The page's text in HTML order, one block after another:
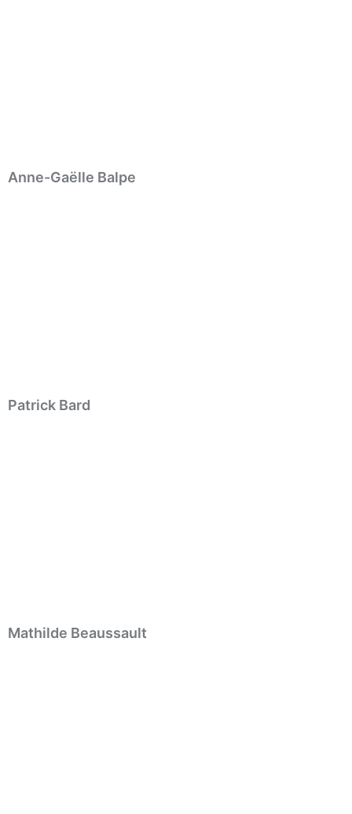
Anne-Gaëlle Balpe
Patrick Bard
Mathilde Beaussault